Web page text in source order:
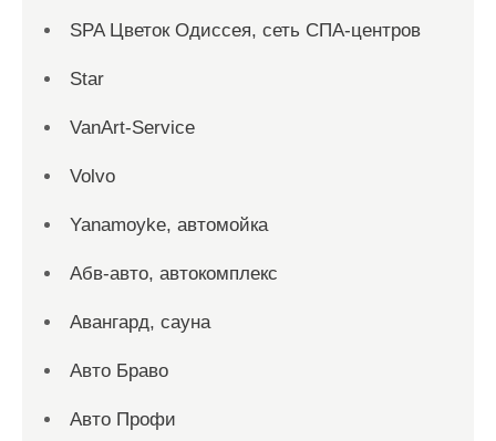
SPA Цветок Одиссея, сеть СПА-центров
Star
VanArt-Service
Volvo
Yanamoyke, автомойка
Абв-авто, автокомплекс
Авангард, сауна
Авто Браво
Авто Профи